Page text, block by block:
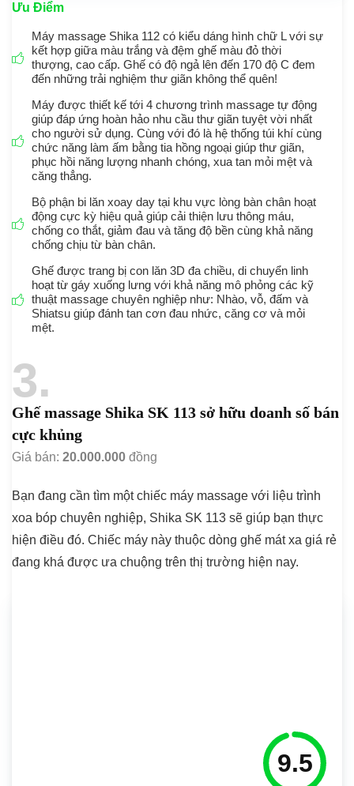
Ưu Điểm
Máy massage Shika 112 có kiểu dáng hình chữ L với sự
kết hợp giữa màu trắng và đệm ghế màu đỏ thời
thượng, cao cấp. Ghế có độ ngả lên đến 170 độ C đem
đến những trải nghiệm thư giãn không thể quên!
Máy được thiết kế tới 4 chương trình massage tự động
giúp đáp ứng hoàn hảo nhu cầu thư giãn tuyệt vời nhất
cho người sử dụng. Cùng với đó là hệ thống túi khí cùng
chức năng làm ấm bằng tia hồng ngoại giúp thư giãn,
phục hồi năng lượng nhanh chóng, xua tan mỏi mệt và
căng thẳng.
Bộ phận bi lăn xoay day tại khu vực lòng bàn chân hoạt
động cực kỳ hiệu quả giúp cải thiện lưu thông máu,
chống co thắt, giảm đau và tăng độ bền cùng khả năng
chống chịu từ bàn chân.
Ghế được trang bị con lăn 3D đa chiều, di chuyển linh
hoạt từ gáy xuống lưng với khả năng mô phỏng các kỹ
thuật massage chuyên nghiệp như: Nhào, vỗ, đấm và
Shiatsu giúp đánh tan cơn đau nhức, căng cơ và mỏi
mệt.
3
Ghế massage Shika SK 113 sở hữu doanh số bán
cực khủng
Giá bán: 20.000.000 đồng
Bạn đang cần tìm một chiếc máy massage với liệu trình
xoa bóp chuyên nghiệp, Shika SK 113 sẽ giúp bạn thực
hiện điều đó. Chiếc máy này thuộc dòng ghế mát xa giá rẻ
đang khá được ưa chuộng trên thị trường hiện nay.
9.5